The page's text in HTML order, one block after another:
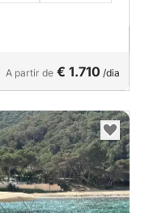
A partir de € 1.710 /dia